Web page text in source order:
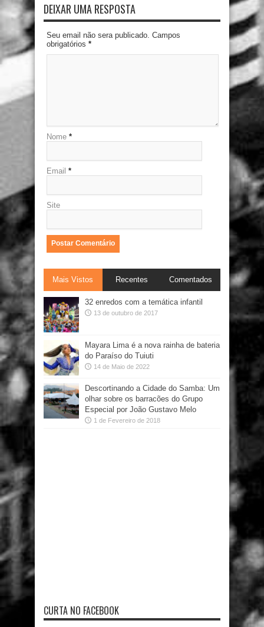
DEIXAR UMA RESPOSTA
Seu email não sera publicado. Campos
obrigatórios *
Nome *
Email *
Site
Mais Vistos Recentes Comentados
32 enredos com a temática infantil
13 de outubro de 2017
Mayara Lima é a nova rainha de bateria
do Paraíso do Tuiuti
14 de Maio de 2022
Descortinando a Cidade do Samba: Um
olhar sobre os barracões do Grupo
Especial por João Gustavo Melo
1 de Fevereiro de 2018
CURTA NO FACEBOOK